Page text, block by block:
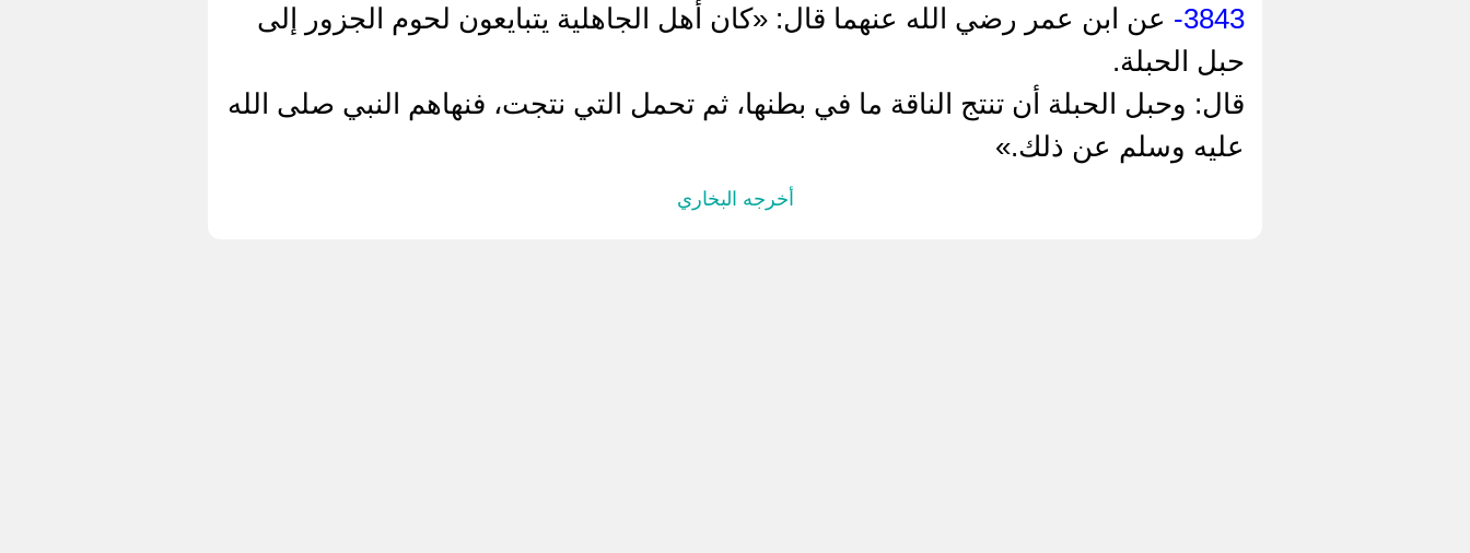
3843-
عن ‌ابن عمر رضي الله عنهما قال: «كان أهل الجاهلية يتبايعون لحوم الجزور إلى
حبل الحبلة.
قال: وحبل الحبلة أن تنتج الناقة ما في بطنها، ثم تحمل التي نتجت، فنهاهم النبي صلى الله
عليه وسلم عن ذلك.»
أخرجه البخاري